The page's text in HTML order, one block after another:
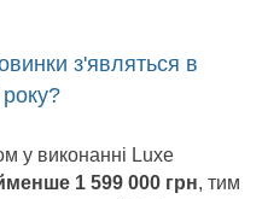
з'являться в
у виконанні Luxe
1 599 000 грн, тим